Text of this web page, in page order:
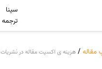
سینا
ترجمه
مقاله / هزینه ی اکسپت مقاله در نشریات ISC